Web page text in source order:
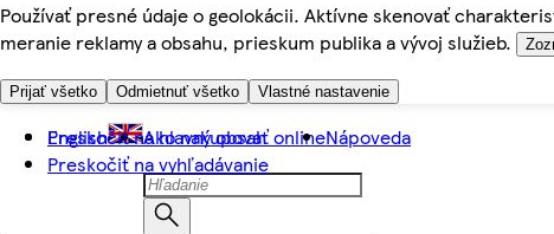
Používať presné údaje o geolokácii. Aktívne skenovať
meranie reklamy a obsahu, prieskum publika a vývoj služieb.
Prijať všetko Odmietnuť všetko Vlastné nastavenie
Preskočiť na hlavný obsah
Preskočiť na vyhľadávanie
English Ako nakupovať onlineNápoveda